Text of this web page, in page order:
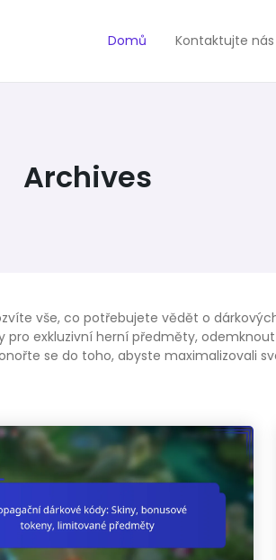
Domů Kontaktujte nás
Archives
vše, co potřebujete vědět o
exkluzivní herní předměty,
se do toho, abyste maximalizovali